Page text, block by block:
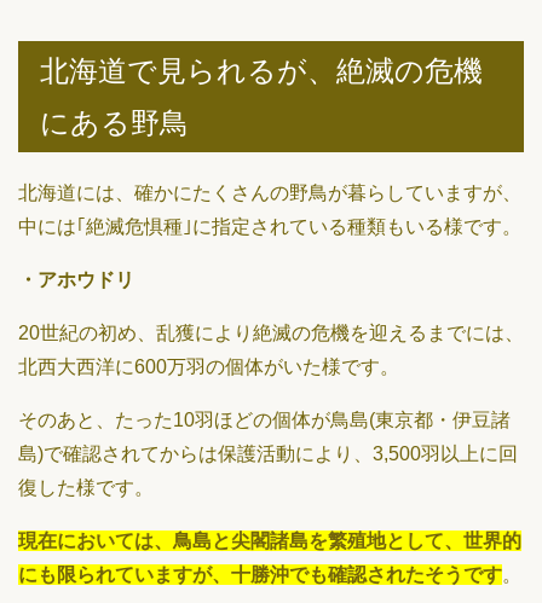
北海道で見られるが、絶滅の危機
にある野鳥
北海道には、確かにたくさんの野鳥が暮らしていますが、
中には｢絶滅危惧種｣に指定されている種類もいる様です。
・アホウドリ
20世紀の初め、乱獲により絶滅の危機を迎えるまでには、
北西大西洋に600万羽の個体がいた様です。
そのあと、たった10羽ほどの個体が鳥島(東京都・伊豆諸
島)で確認されてからは保護活動により、3,500羽以上に回
復した様です。
現在においては、鳥島と尖閣諸島を繁殖地として、世界的
にも限られていますが、十勝沖でも確認されたそうです。